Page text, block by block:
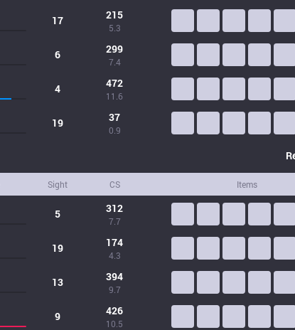
17 215
5.3
6 299
7.4
4 472
11.6
19 37
0.9
Sight CS Items
5 312
7.7
19 174
4.3
13 394
9.7
9 426
10.5